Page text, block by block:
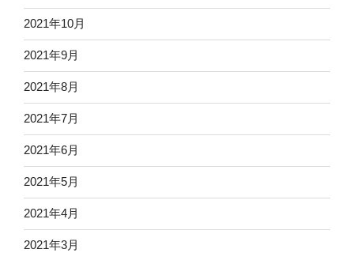
2021年10月
2021年9月
2021年8月
2021年7月
2021年6月
2021年5月
2021年4月
2021年3月